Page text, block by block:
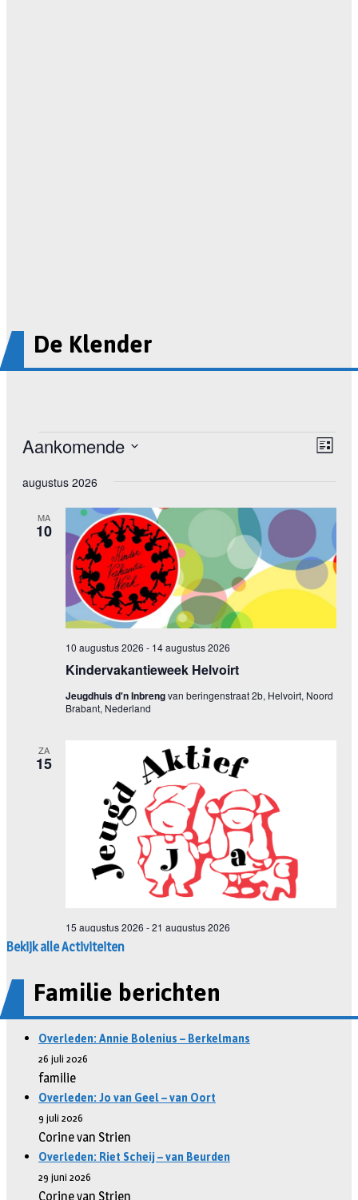
De Klender
Bekijk alle Activiteiten
Familie berichten
Overleden: Annie Bolenius – Berkelmans
26 juli 2026
familie
Overleden: Jo van Geel – van Oort
9 juli 2026
Corine van Strien
Overleden: Riet Scheij – van Beurden
29 juni 2026
Corine van Strien